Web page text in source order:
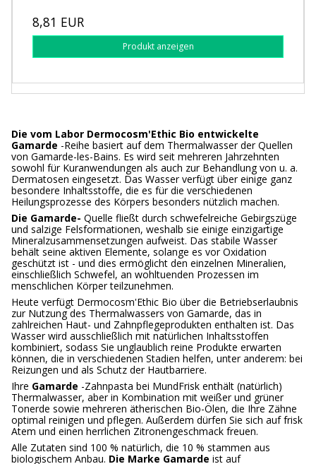
8,81 EUR
Produkt anzeigen
Die vom Labor Dermocosm'Ethic Bio entwickelte
Gamarde -Reihe basiert auf dem Thermalwasser der Quellen
von Gamarde-les-Bains. Es wird seit mehreren Jahrzehnten
sowohl für Kuranwendungen als auch zur Behandlung von u. a.
Dermatosen eingesetzt. Das Wasser verfügt über einige ganz
besondere Inhaltsstoffe, die es für die verschiedenen
Heilungsprozesse des Körpers besonders nützlich machen.
Die Gamarde- Quelle fließt durch schwefelreiche Gebirgszüge
und salzige Felsformationen, weshalb sie einige einzigartige
Mineralzusammensetzungen aufweist. Das stabile Wasser
behält seine aktiven Elemente, solange es vor Oxidation
geschützt ist - und dies ermöglicht den einzelnen Mineralien,
einschließlich Schwefel, an wohltuenden Prozessen im
menschlichen Körper teilzunehmen.
Heute verfügt Dermocosm'Ethic Bio über die Betriebserlaubnis
zur Nutzung des Thermalwassers von Gamarde, das in
zahlreichen Haut- und Zahnpflegeprodukten enthalten ist. Das
Wasser wird ausschließlich mit natürlichen Inhaltsstoffen
kombiniert, sodass Sie unglaublich reine Produkte erwarten
können, die in verschiedenen Stadien helfen, unter anderem: bei
Reizungen und als Schutz der Hautbarriere.
Ihre Gamarde -Zahnpasta bei MundFrisk enthält (natürlich)
Thermalwasser, aber in Kombination mit weißer und grüner
Tonerde sowie mehreren ätherischen Bio-Ölen, die Ihre Zähne
optimal reinigen und pflegen. Außerdem dürfen Sie sich auf frisk
Atem und einen herrlichen Zitronengeschmack freuen.
Alle Zutaten sind 100 % natürlich, die 10 % stammen aus
biologischem Anbau. Die Marke Gamarde ist auf